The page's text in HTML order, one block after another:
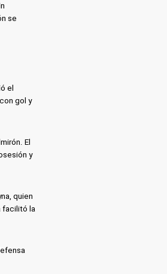
se
el
gol y
El
y
quien
facilitó la